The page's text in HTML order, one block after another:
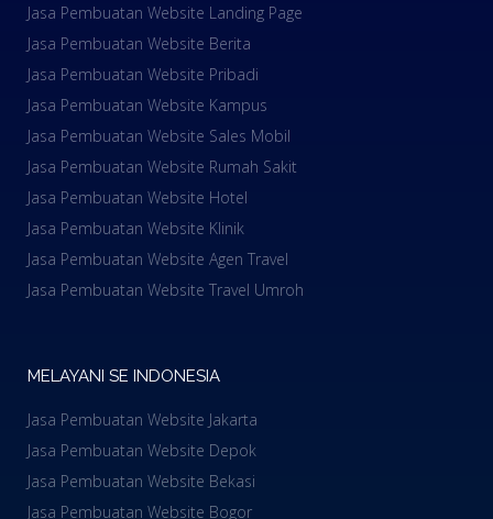
Jasa Pembuatan Website Landing Page
Jasa Pembuatan Website Berita
Jasa Pembuatan Website Pribadi
Jasa Pembuatan Website Kampus
Jasa Pembuatan Website Sales Mobil
Jasa Pembuatan Website Rumah Sakit
Jasa Pembuatan Website Hotel
Jasa Pembuatan Website Klinik
Jasa Pembuatan Website Agen Travel
Jasa Pembuatan Website Travel Umroh
MELAYANI SE INDONESIA
Jasa Pembuatan Website Jakarta
Jasa Pembuatan Website Depok
Jasa Pembuatan Website Bekasi
Jasa Pembuatan Website Bogor